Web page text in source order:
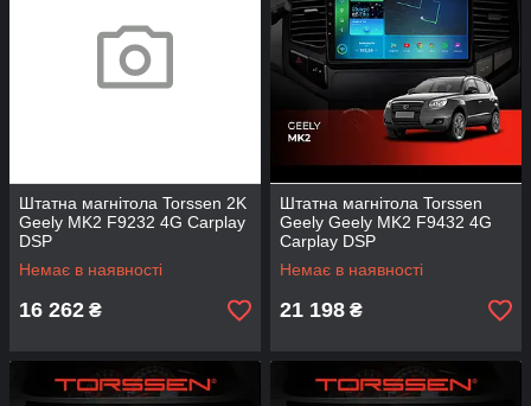
Штатна магнітола Torssen 2K
Geely MK2 F9232 4G Carplay
DSP
Немає в наявності
16 262 ₴
Штатна магнітола Torssen
Geely Geely MK2 F9432 4G
Carplay DSP
Немає в наявності
21 198 ₴